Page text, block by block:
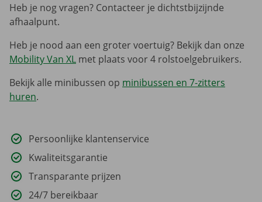
Heb je nog vragen? Contacteer je dichtstbijzijnde
afhaalpunt.
Heb je nood aan een groter voertuig? Bekijk dan onze
Mobility Van XL met plaats voor 4 rolstoelgebruikers.
Bekijk alle minibussen op minibussen en 7-zitters
huren.
Persoonlijke klantenservice
Kwaliteitsgarantie
Transparante prijzen
24/7 bereikbaar